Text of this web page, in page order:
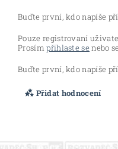
Buďte první, kdo napíše
Pouze registrovaní
Prosímpřihlaste se nebo se
Buďte první, kdo napíše
Přidat hodnocení